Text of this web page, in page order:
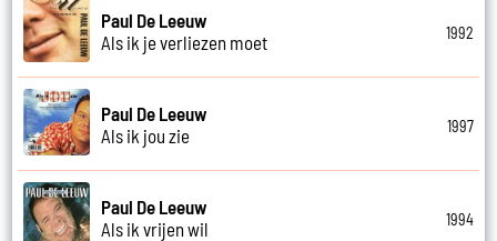
Paul De Leeuw
Als ik je verliezen moet
1992
Paul De Leeuw
Als ik jou zie
1997
Paul De Leeuw
Als ik vrijen wil
1994